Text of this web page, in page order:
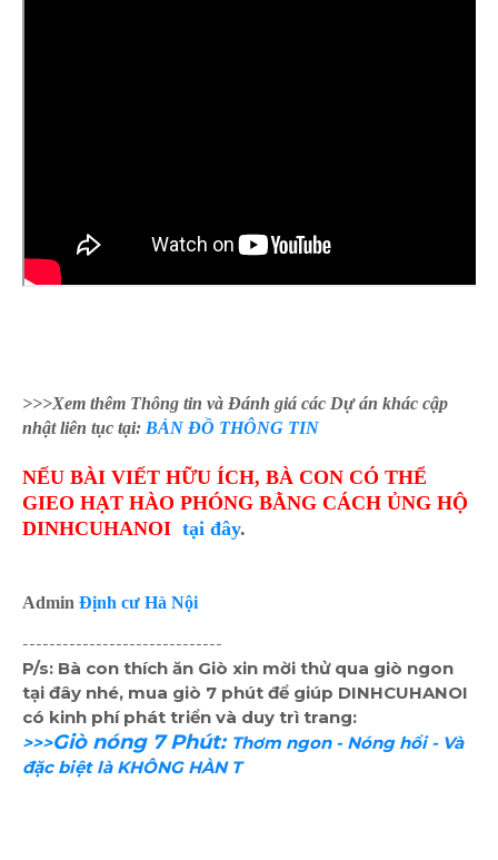
>>>Xem thêm Thông tin và Đánh giá các Dự án khác cập
nhật liên tục tại: BẢN ĐỒ THÔNG TIN
NẾU BÀI VIẾT HỮU ÍCH, BÀ CON CÓ THỂ
GIEO HẠT HÀO PHÓNG BẰNG CÁCH ỦNG HỘ
DINHCUHANOI tại đây.
Admin Định cư Hà Nội
------------------------------
P/s: Bà con thích ăn Giò xin mời thử qua giò ngon
tại đây nhé, mua giò 7 phút để giúp DINHCUHANOI
có kinh phí phát triển và duy trì trang:
>>>Giò nóng 7 Phút: Thơm ngon - Nóng hổi - Và
đặc biệt là KHÔNG HÀN T